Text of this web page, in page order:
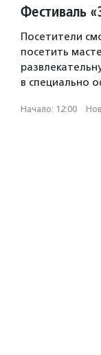
Фестиваль
Посетители
посетить
в специально
Начало: 12:00 ·